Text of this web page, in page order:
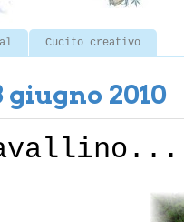
Cucito creativo
giugno 2010